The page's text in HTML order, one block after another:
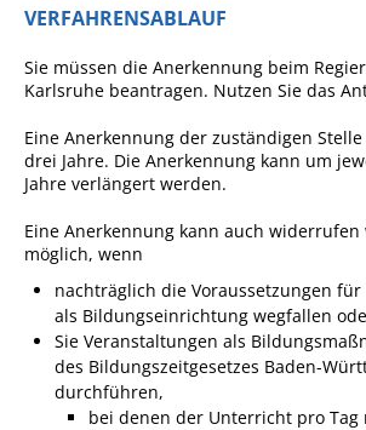
Tourismus
Steillagen/
Natur Umwelt
Pop-Up-Museum
RADKultur in
Gemmrigheim
Angebote für
VERFAHRENSABLAUF
Sie müssen die Anerkennung beim
Karlsruhe beantragen. Nutzen Sie das
Eine Anerkennung der zuständigen
drei Jahre. Die Anerkennung kann um
Jahre verlängert werden.
Eine Anerkennung kann auch widerrufen
möglich, wenn
nachträglich die Voraussetzungen
als Bildungseinrichtung wegfallen
Sie Veranstaltungen als
des Bildungszeitgesetzes Baden-
durchführen,
bei denen der Unterricht pro Tag